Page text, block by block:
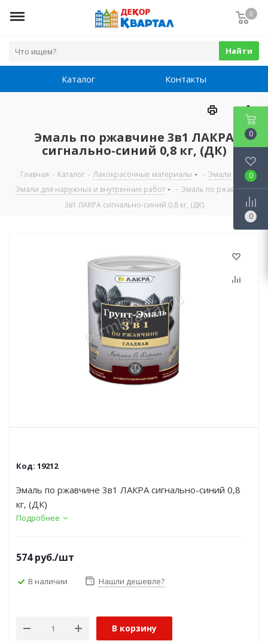
0
Найти
Каталог Контакты
Эмаль по ржавчине 3в1 ЛАКРА
сигнально-синий 0,8 кг, (ДК)
Главная - Каталог - Лакокрасочные материалы - Эмали
Эмали для наружных и внутренних работ
- Эмаль по ржавчине
3в1 ЛАКРА сигнально-синий 0,8 кг, (ДК)
Код: 19212
Эмаль по ржавчине 3в1 ЛАКРА сигнально-синий 0,8
кг, (ДК)
Подробнее
574руб./шт
В наличии Нашли дешевле?
В корзину
0
0
0